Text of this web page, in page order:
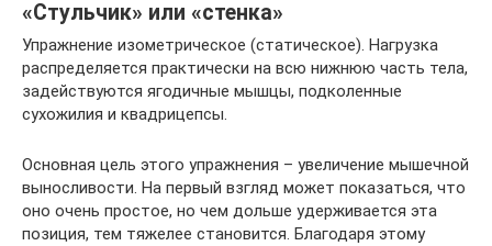
«Стульчик» или «стенка»
Упражнение изометрическое (статическое). Нагрузка
распределяется практически на всю нижнюю часть тела,
задействуются ягодичные мышцы, подколенные
сухожилия и квадрицепсы.
Основная цель этого упражнения – увеличение мышечной
выносливости. На первый взгляд может показаться, что
оно очень простое, но чем дольше удерживается эта
позиция, тем тяжелее становится. Благодаря этому